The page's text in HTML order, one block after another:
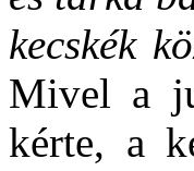
kecskék
Mivel a
kérte, a